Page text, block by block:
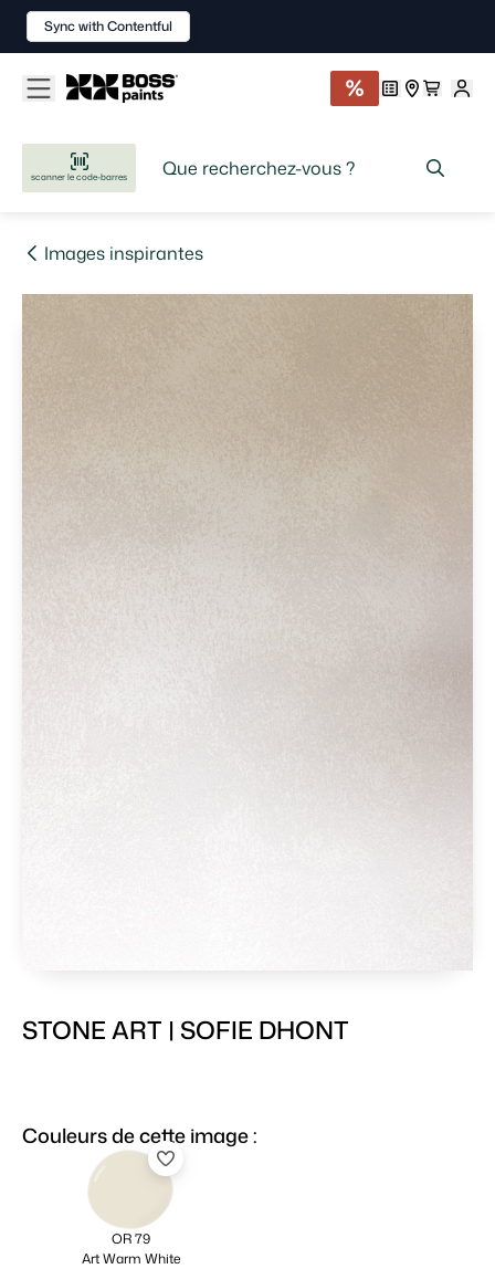
scanner le code-barres
Images inspirantes
STONE ART | SOFIE DHONT
Couleurs de cette image :
OR 79
Art Warm White
Sync with Contentful